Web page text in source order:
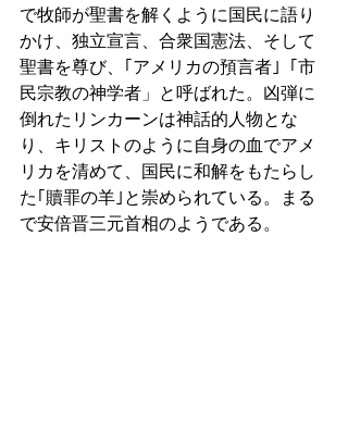
で牧師が聖書を解くように国民に語り
かけ、独立宣言、合衆国憲法、そして
聖書を尊び、｢アメリカの預言者｣「市
民宗教の神学者」と呼ばれた。凶弾に
倒れたリンカーンは神話的人物とな
り、キリストのように自身の血でアメ
リカを清めて、国民に和解をもたらし
た｢贖罪の羊｣と崇められている。まる
で安倍晋三元首相のようである。